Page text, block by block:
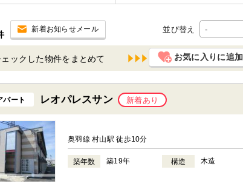
新着お知らせメール 並び替え
ックした物件を お気に入りに追加
パート レオパレスサン 新着あり
奥羽線 村山駅 徒歩10分
築年数 築19年 構造 木造